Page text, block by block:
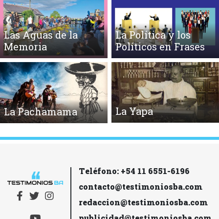
Las Aguas de la
Memoria
La Política y los
Políticos en Frases
La Pachamama La Yapa
Teléfono: +54 11 6551-6196
contacto@testimoniosba.com
redaccion@testimoniosba.com